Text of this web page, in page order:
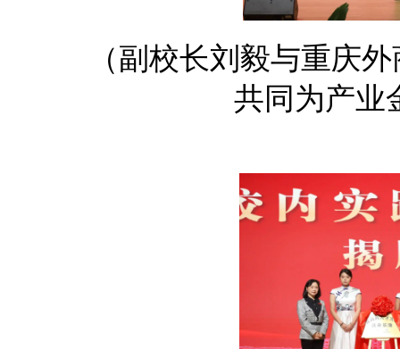
（副校长刘毅与重庆外
共同为产业